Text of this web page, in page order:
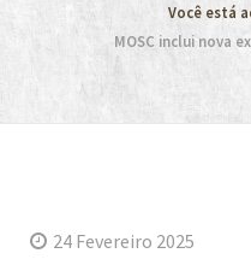
Você está
MOSC inclui nova
24 Fevereiro 2025